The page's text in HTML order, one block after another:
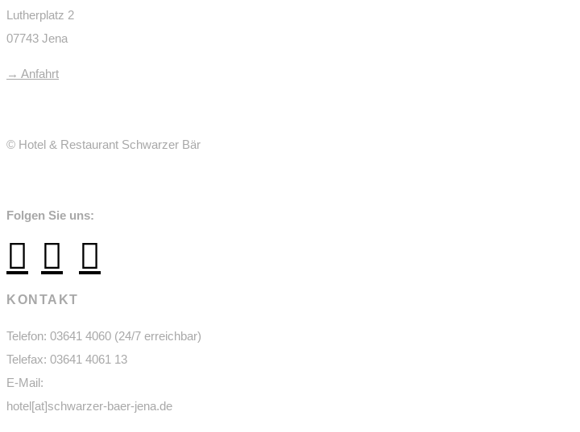
Lutherplatz 2
07743 Jena
→ Anfahrt
© Hotel & Restaurant Schwarzer Bär
Folgen Sie uns:
KONTAKT
Telefon: 03641 4060 (24/7 erreichbar)
Telefax: 03641 4061 13
E-Mail:
hotel[at]schwarzer-baer-jena.de